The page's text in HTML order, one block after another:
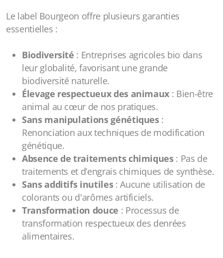
Le label Bourgeon offre plusieurs garanties
essentielles :
Biodiversité : Entreprises agricoles bio dans
leur globalité, favorisant une grande
biodiversité naturelle.
Élevage respectueux des animaux : Bien-être
animal au cœur de nos pratiques.
Sans manipulations génétiques:
Renonciation aux techniques de modification
génétique.
Absence de traitements chimiques: Pas de
traitements et d’engrais chimiques de synthèse.
Sans additifs inutiles: Aucune utilisation de
colorants ou d'arômes artificiels.
Transformation douce : Processus de
transformation respectueux des denrées
alimentaires.